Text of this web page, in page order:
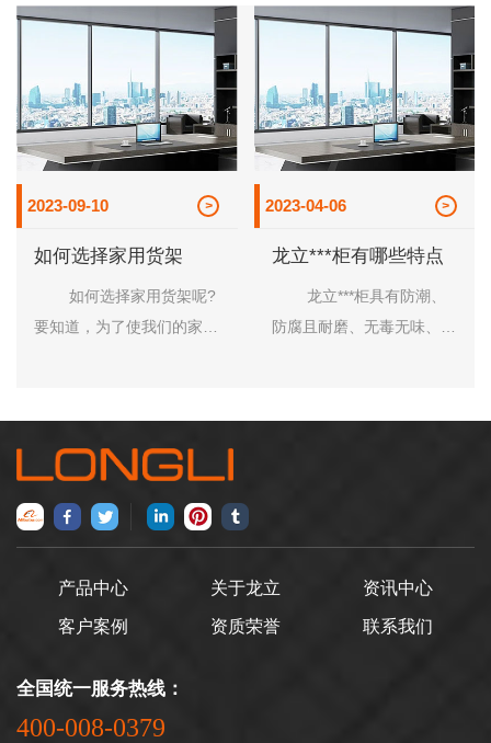
2023-09-10
如何选择家用货架
要知道，为了使我们的家有
方设计一些置物架。这样我
们储存也很方便，可以帮助
我们更好的利用空间。
1.选购时的设计考虑。
制作，抽屉和搁板可以随意
家，在定制橱柜置物架入墙
式的准备，一定要设置在特
2023-04-06
龙立***柜有哪些特点
防腐且耐磨、无毒无味、色
***柜产品特点： 1、材
设备做过磷化和防锈处理
产品中心 关于龙立 资讯中心
客户案例 资质荣誉 联系我们
全国统一服务热线：
400-008-0379